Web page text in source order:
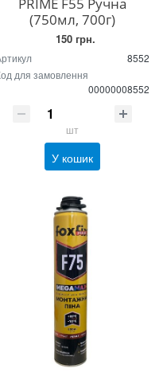
PRIME F55 Ручна
(750мл, 700г)
150 грн.
8552
для замовлення
00000008552
шт
У кошик